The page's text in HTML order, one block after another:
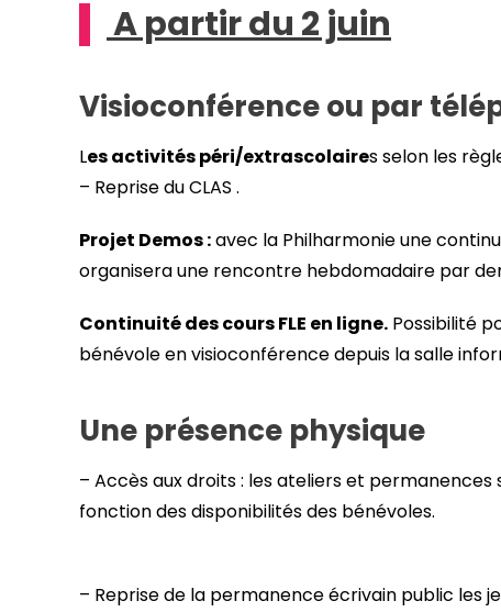
A partir du 2 juin
Visioconférence ou par
Les activités péri/extrascolaires selon les
– Reprise du CLAS .
Projet Demos :avec la Philharmonie une
organisera une rencontre hebdomadaire par
Continuité des cours FLE en ligne. Possibilité
bénévole en visioconférence depuis la salle
Une présence physique
– Accès aux droits : les ateliers et
fonction des disponibilités des bénévoles.
– Reprise de la permanence écrivain public les